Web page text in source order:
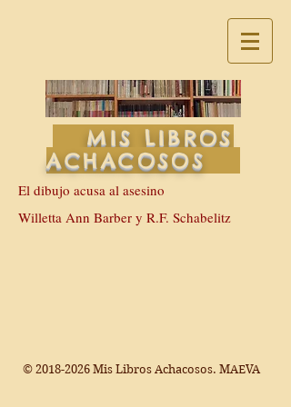
MIS LIBROS
ACHACOSOS
El dibujo acusa al asesino
Willetta Ann Barber y R.F. Schabelitz
© 2018-2026 Mis Libros Achacosos. MAEVA